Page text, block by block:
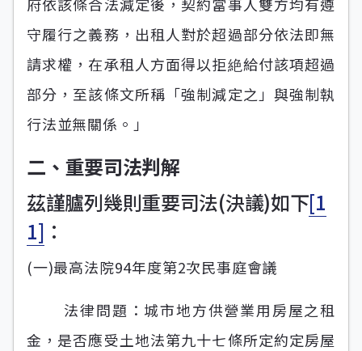
守履行之義務，出租人對於超過部分依法即無
請求權，在承租人方面得以拒絶給付該項超過
部分，至該條文所稱「強制減定之」與強制執
行法並無關係。」
二、重要司法判解
茲謹臚列幾則重要司法(決議)如下[1
1] ：
(一)最高法院94年度第2次民事庭會議
法律問題：城市地方供營業用房屋之租
金，是否應受土地法第九十七條所定約定房屋